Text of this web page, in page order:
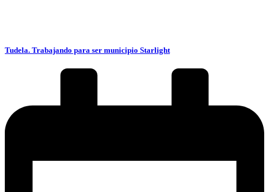
Tudela. Trabajando para ser municipio Starlight